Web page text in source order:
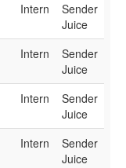
Intern
Sender
Juice
Intern
Sender
Juice
Intern
Sender
Juice
Intern
Sender
Juice